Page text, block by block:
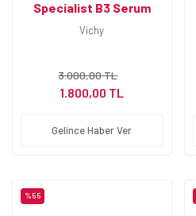
Specialist B3 Serum
Koyu Leke ve Kırışıklık
Vichy
3.000,00 TL
1.800,00 TL
Gelince Haber Ver
%55